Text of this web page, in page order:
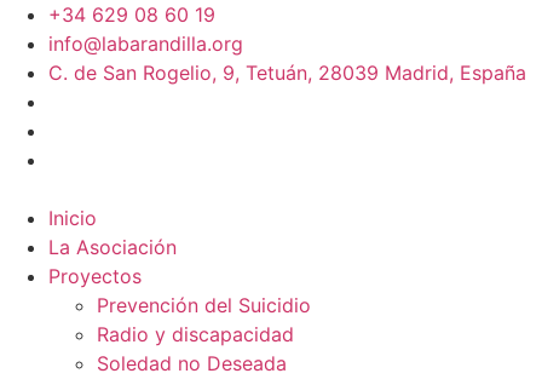
+34 629 08 60 19
info@labarandilla.org
C. de San Rogelio, 9, Tetuán, 28039 Madrid, España
Inicio
La Asociación
Proyectos
Prevención del Suicidio
Radio y discapacidad
Soledad no Deseada